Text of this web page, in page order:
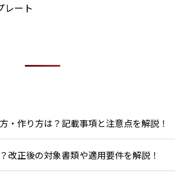
レート
・作り方は？記載事項と注意点を解説！
改正後の対象書類や適用要件を解説！